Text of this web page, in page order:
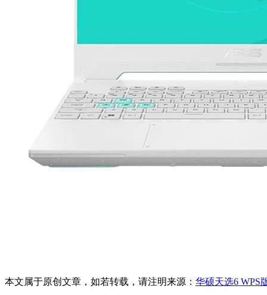
本文属于原创文章，如若转载，请注明来源： 华硕天选6 WPS